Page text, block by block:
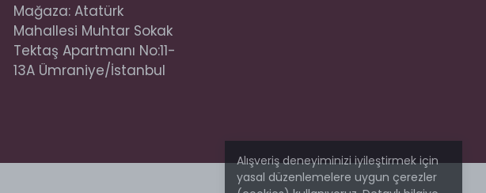
Alışveriş deneyiminizi iyileştirmek için
yasal düzenlemelere uygun çerezler
Mağaza: Atatürk
Mahallesi Muhtar Sokak
Tektaş Apartmanı No:11-
13A Ümraniye/İstanbul